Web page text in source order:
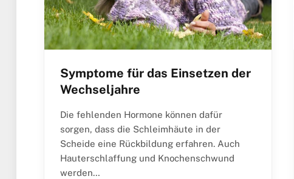
Symptome für das Einsetzen der
Wechseljahre
Die fehlenden Hormone können dafür
sorgen, dass die Schleimhäute in der
Scheide eine Rückbildung erfahren. Auch
Hauterschlaffung und Knochenschwund
werden…